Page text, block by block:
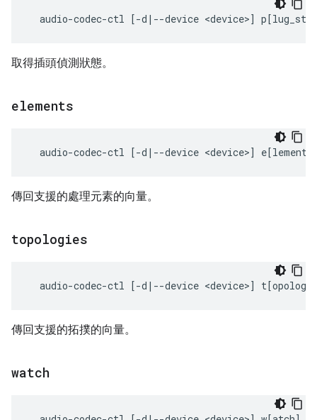
取得插頭偵測狀態。
elements
傳回支援的處理元素的向量。
topologies
傳回支援的拓撲的向量。
watch